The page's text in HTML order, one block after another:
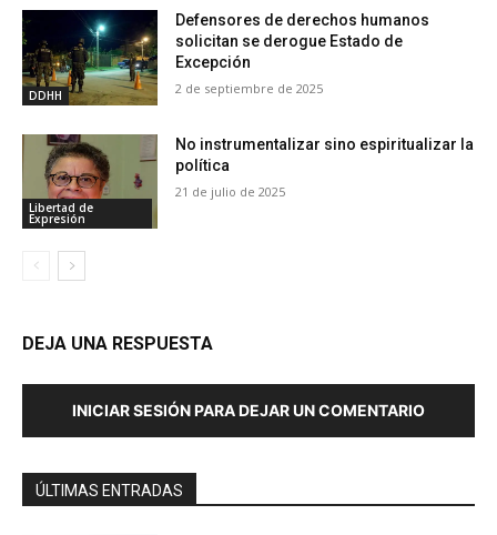
DDHH
Defensores de derechos humanos
solicitan se derogue Estado de
Excepción
2 de septiembre de 2025
Libertad de
Expresión
No instrumentalizar sino espiritualizar la
política
21 de julio de 2025
DEJA UNA RESPUESTA
INICIAR SESIÓN PARA DEJAR UN COMENTARIO
ÚLTIMAS ENTRADAS